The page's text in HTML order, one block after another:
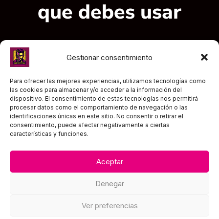
Gestionar consentimiento
Para ofrecer las mejores experiencias, utilizamos tecnologías como
las cookies para almacenar y/o acceder a la información del
dispositivo. El consentimiento de estas tecnologías nos permitirá
procesar datos como el comportamiento de navegación o las
identificaciones únicas en este sitio. No consentir o retirar el
consentimiento, puede afectar negativamente a ciertas
características y funciones.
Aceptar
Denegar
Ver preferencias
que debes usar
Nombre
Correo
electrónico
privacidad
Acepto laPolítica de Privacidad.
Apúntame